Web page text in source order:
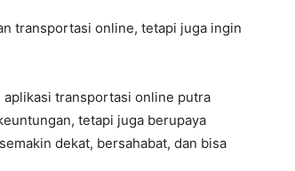
transportasi online, tetapi juga ingin
aplikasi transportasi online putra
tetapi juga berupaya
dekat, bersahabat, dan bisa